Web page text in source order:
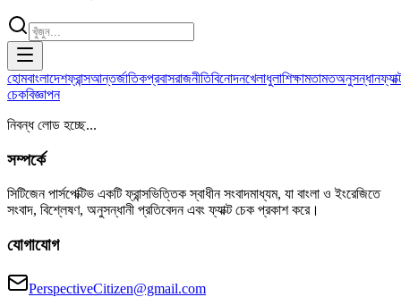
হোমবাংলাদেশফ্রান্সআন্তর্জাতিকপ্রবাসরাজনীতিবিনোদনখেলাধুলাশিক্ষামতামতঅনুসন্ধান
চেকবিজ্ঞাপন
নিবন্ধ লোড হচ্ছে...
সম্পর্কে
সিটিজেন পার্সপেক্টিভ একটি ফ্রান্সভিত্তিক স্বাধীন সংবাদমাধ্যম, যা বাংলা ও ইংরেজিতে
সংবাদ, বিশ্লেষণ, অনুসন্ধানী প্রতিবেদন এবং ফ্যাক্ট চেক প্রকাশ করে।
যোগাযোগ
PerspectiveCitizen@gmail.com